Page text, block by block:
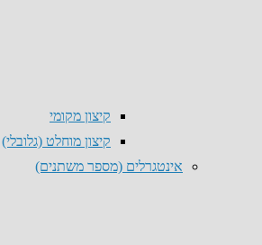
קיצון מקומי
קיצון מוחלט (גלובלי)
אינטגרלים (מספר משתנים)